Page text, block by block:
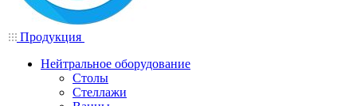
Продукция
Нейтральное оборудование
Столы
Стеллажи